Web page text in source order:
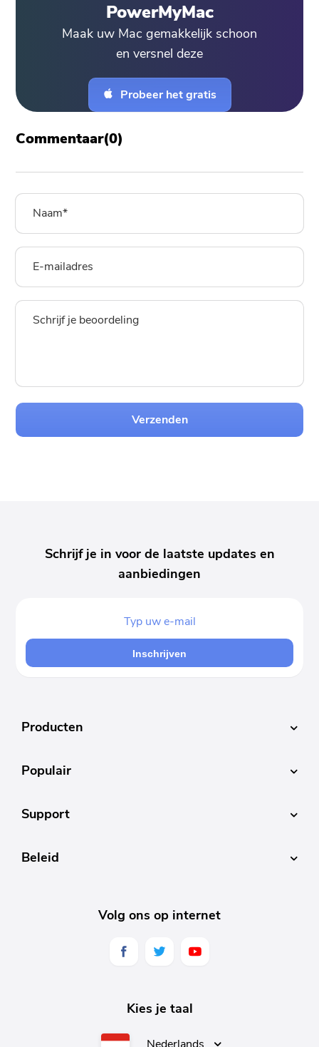
PowerMyMac
Maak uw Mac gemakkelijk schoon
en versnel deze
Probeer het gratis
Commentaar(0)
Verzenden
Schrijf je in voor de laatste updates en
aanbiedingen
Inschrijven
Producten
Populair
Support
Beleid
Volg ons op internet
Kies je taal